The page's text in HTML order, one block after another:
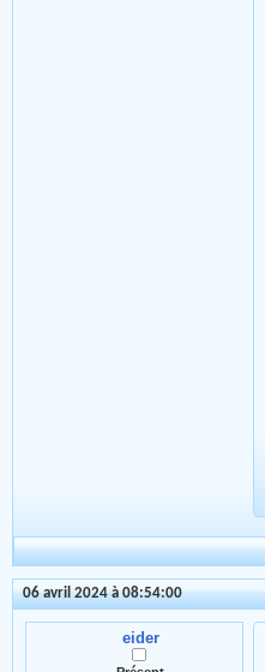
06 avril 2024 à 08:54:00
eider